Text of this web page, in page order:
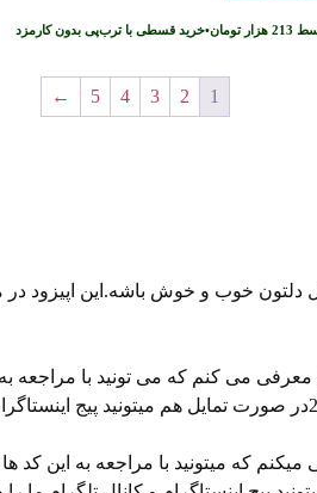
213 هزار تومان•خرید قسطی با ترب‌پی بدون کارمزد
1
2
3
4
5
←
خوب و خوش باشه.این اپیزود
می کنم که می تونید با
که میتونید با مراجعه به این